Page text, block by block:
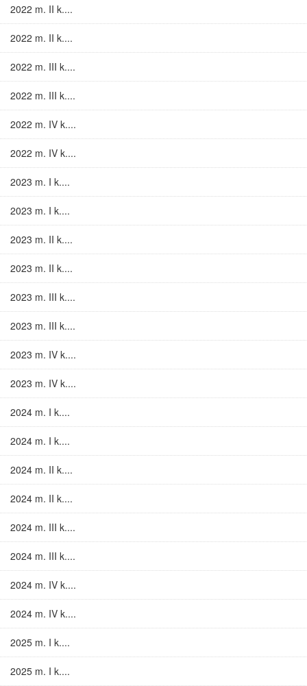
2022 m. II k....
2022 m. II k....
2022 m. III k....
2022 m. III k....
2022 m. IV k....
2022 m. IV k....
2023 m. I k....
2023 m. I k....
2023 m. II k....
2023 m. II k....
2023 m. III k....
2023 m. III k....
2023 m. IV k....
2023 m. IV k....
2024 m. I k....
2024 m. I k....
2024 m. II k....
2024 m. II k....
2024 m. III k....
2024 m. III k....
2024 m. IV k....
2024 m. IV k....
2025 m. I k....
2025 m. I k....